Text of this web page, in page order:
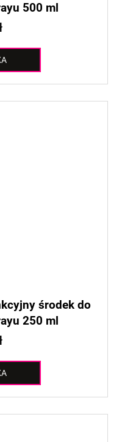
500 ml
środek do
250 ml